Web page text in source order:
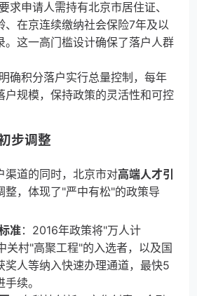
求申请人需持有北京市居住证、
、在京连续缴纳社会保险7年及以
。这一高门槛设计确保了落户人群
确积分落户实行总量控制，每年
户规模，保持政策的灵活性和可控
步调整
渠道的同时，北京市对高端人才引
整，体现了"严中有松"的政策导
准：2016年政策将"万人计
关村"高聚工程"的入选者，以及国
奖人等纳入快速办理通道，最快5
续。